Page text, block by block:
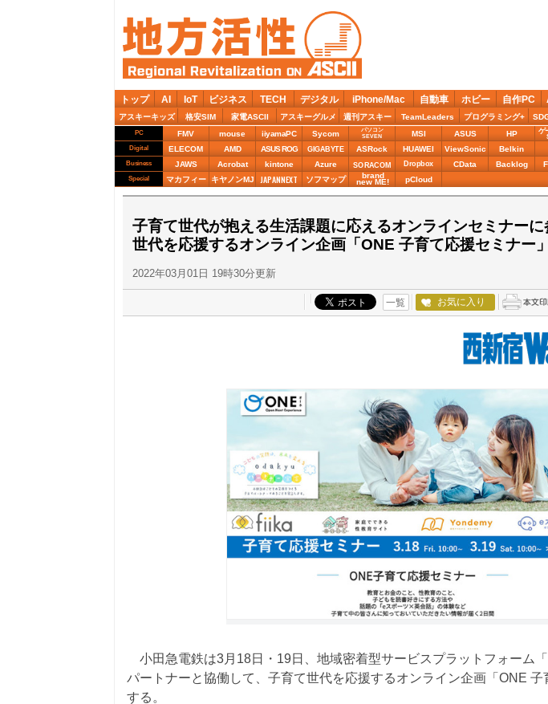
トップ AI IoT ビジネス TECH デジタル iPhone/Mac 自動車 ホビー 自作PC
アスキーキッズ 格安SIM 家電ASCII アスキーグルメ 週刊アスキー TeamLeaders プログラミング+
PC FMV mouse iiyamaPC Sycom
パソコン
SEVEN
MSI ASUS HP ゲ
Digital ELECOM AMD ASUS ROG GIGABYTE ASRock HUAWEI ViewSonic Belkin
Business JAWS Acrobat kintone Azure SORACOM Dropbox CData Backlog
Special マカフィー キヤノンMJ JAPANNEXT ソフマップ brand
new ME! pCloud
子育て世代が抱える生活課題に応えるオンラインセミナー
世代を応援するオンライン企画「ONE 子育て応援セミナー
2022年03月01日 19時30分更新
一覧 お気に入り
小田急電鉄は3月18日・19日、地域密着型サービスプラットフォーム
パートナーと協働して、子育て世代を応援するオンライン企画「ONE
する。